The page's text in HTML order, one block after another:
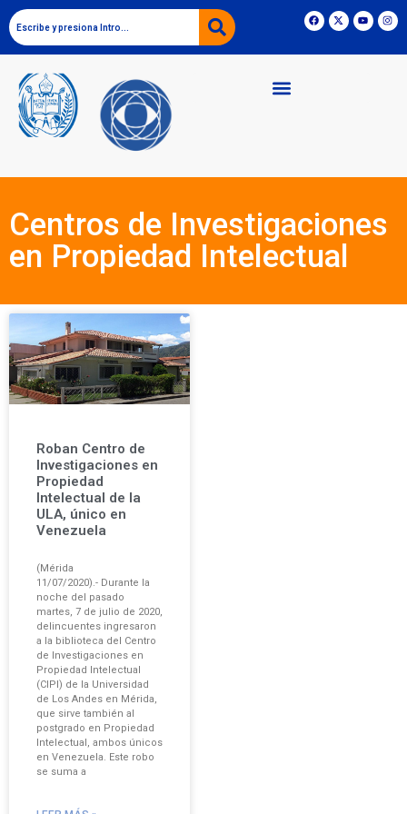
Centros de Investigaciones
en Propiedad Intelectual
Roban Centro de
Investigaciones en
Propiedad
Intelectual de la
ULA, único en
Venezuela
(Mérida
11/07/2020).- Durante la
noche del pasado
martes, 7 de julio de 2020,
delincuentes ingresaron
a la biblioteca del Centro
de Investigaciones en
Propiedad Intelectual
(CIPI) de la Universidad
de Los Andes en Mérida,
que sirve también al
postgrado en Propiedad
Intelectual, ambos únicos
en Venezuela. Este robo
se suma a